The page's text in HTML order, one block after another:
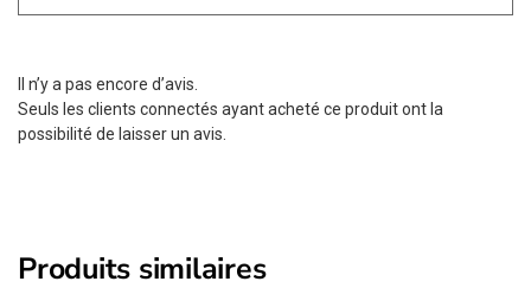
Il n’y a pas encore d’avis.
Seuls les clients connectés ayant acheté ce produit ont la
possibilité de laisser un avis.
Produits similaires